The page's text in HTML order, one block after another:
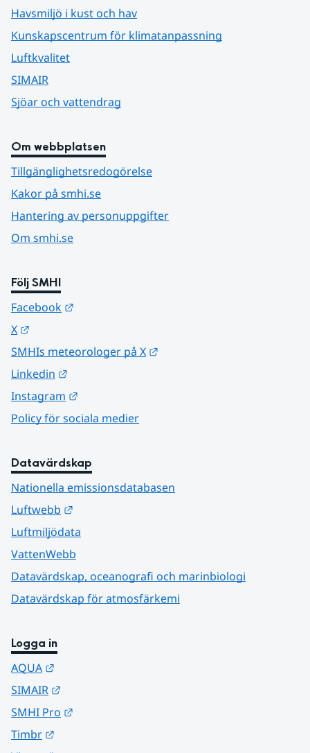
Havsmiljö i kust och hav
Kunskapscentrum för klimatanpassning
Luftkvalitet
SIMAIR
Sjöar och vattendrag
Om webbplatsen
Tillgänglighetsredogörelse
Kakor på smhi.se
Hantering av personuppgifter
Om smhi.se
Följ SMHI
Facebook
X
SMHIs meteorologer på X
Linkedin
Instagram
Policy för sociala medier
Datavärdskap
Nationella emissionsdatabasen
Luftwebb
Luftmiljödata
VattenWebb
Datavärdskap, oceanografi och marinbiologi
Datavärdskap för atmosfärkemi
Logga in
AQUA
SIMAIR
SMHI Pro
Timbr